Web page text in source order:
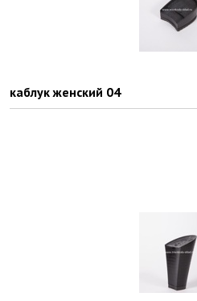
каблук женский 04